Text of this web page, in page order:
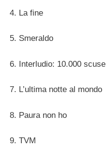
4. La fine
5. Smeraldo
6. Interludio: 10.000 scuse
7. L’ultima notte al mondo
8. Paura non ho
9. TVM